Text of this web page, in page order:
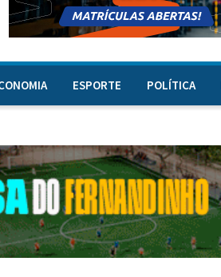
ESPORTE POLÍTICA